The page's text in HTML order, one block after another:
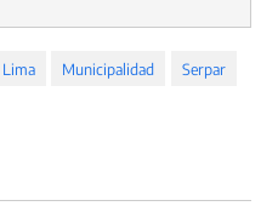
Lima Municipalidad Serpar